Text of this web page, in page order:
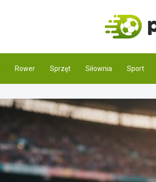
Rower Sprzęt Siłownia Sport